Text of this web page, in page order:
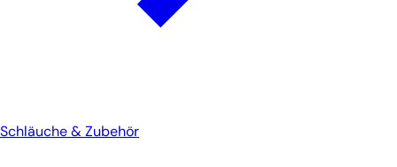
Schläuche & Zubehör